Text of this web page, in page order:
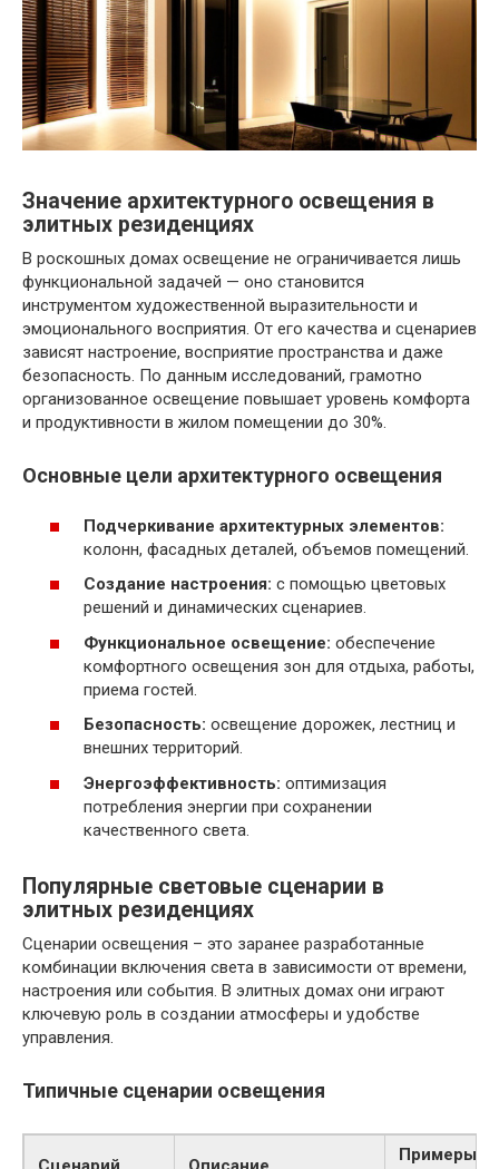
Значение архитектурного освещения в
элитных резиденциях
В роскошных домах освещение не ограничивается лишь
функциональной задачей — оно становится
инструментом художественной выразительности и
эмоционального восприятия. От его качества и сценариев
зависят настроение, восприятие пространства и даже
безопасность. По данным исследований, грамотно
организованное освещение повышает уровень комфорта
и продуктивности в жилом помещении до 30%.
Основные цели архитектурного освещения
Подчеркивание архитектурных элементов:
колонн, фасадных деталей, объемов помещений.
Создание настроения: с помощью цветовых
решений и динамических сценариев.
Функциональное освещение: обеспечение
комфортного освещения зон для отдыха, работы,
приема гостей.
Безопасность: освещение дорожек, лестниц и
внешних территорий.
Энергоэффективность: оптимизация
потребления энергии при сохранении
качественного света.
Популярные световые сценарии в
элитных резиденциях
Сценарии освещения – это заранее разработанные
комбинации включения света в зависимости от времени,
настроения или события. В элитных домах они играют
ключевую роль в создании атмосферы и удобстве
управления.
Типичные сценарии освещения
Примеры